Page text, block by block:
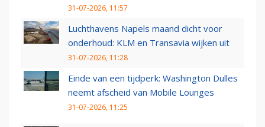
31-07-2026, 11:57
Luchthavens Napels maand dicht voor
onderhoud: KLM en Transavia wijken uit
31-07-2026, 11:28
Einde van een tijdperk: Washington Dulles
neemt afscheid van Mobile Lounges
31-07-2026, 11:25